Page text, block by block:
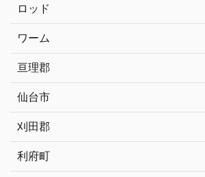
ロッド
ワーム
亘理郡
仙台市
刈田郡
利府町